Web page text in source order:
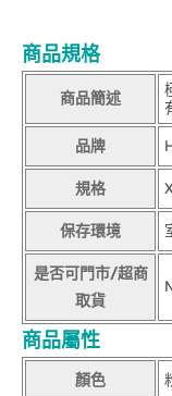
商品規格
商品簡述
品牌
規格
保存環境
是否可門市/超商
取貨
商品屬性
顏色